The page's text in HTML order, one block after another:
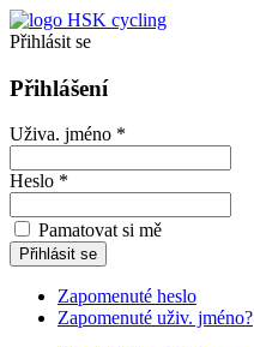
Přihlásit se
Přihlášení
Uživa. jméno *
Heslo *
Pamatovat si mě
Zapomenuté heslo
Zapomenuté uživ. jméno?